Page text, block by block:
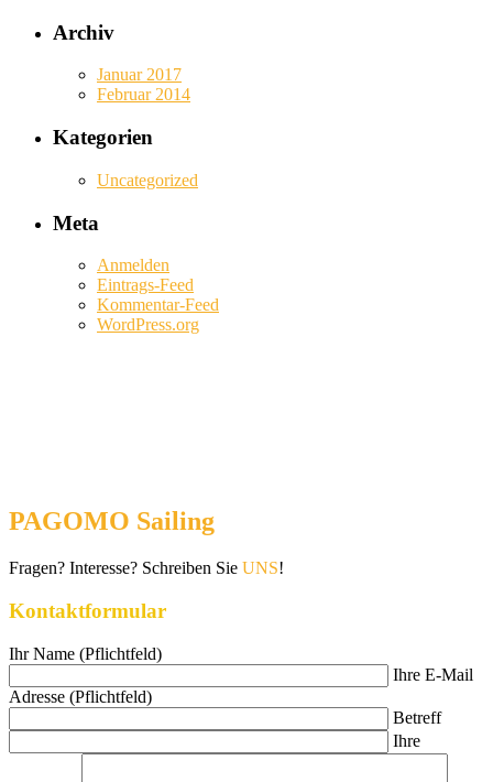
Archiv
Januar 2017
Februar 2014
Kategorien
Uncategorized
Meta
Anmelden
Eintrags-Feed
Kommentar-Feed
WordPress.org
PAGOMO Sailing
Fragen? Interesse? Schreiben Sie UNS!
Kontaktformular
Ihr Name (Pflichtfeld)
Ihre E-Mail
Adresse (Pflichtfeld)
Betreff
Ihre